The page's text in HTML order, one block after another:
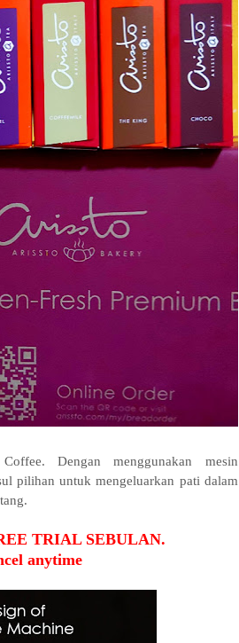
Dengan menggunakan mesin
pilihan untuk mengeluarkan pati dalam
TRIAL SEBULAN.
anytime